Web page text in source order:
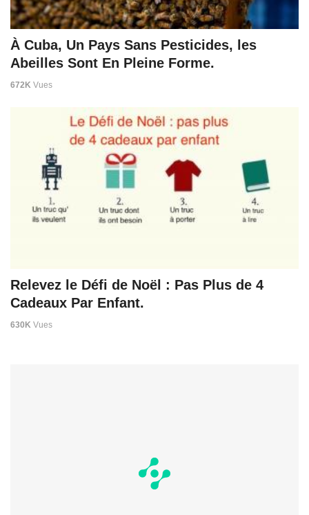
À Cuba, Un Pays Sans Pesticides, les
Abeilles Sont En Pleine Forme.
672K Vues
Relevez le Défi de Noël : Pas Plus de 4
Cadeaux Par Enfant.
630K Vues